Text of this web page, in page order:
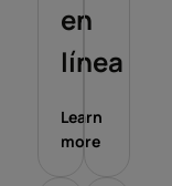
en
línea
Learn
more